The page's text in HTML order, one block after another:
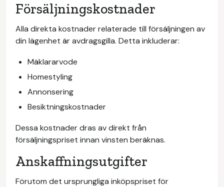
Försäljningskostnader
Alla direkta kostnader relaterade till försäljningen av
din lägenhet är avdragsgilla. Detta inkluderar:
Mäklararvode
Homestyling
Annonsering
Besiktningskostnader
Dessa kostnader dras av direkt från
försäljningspriset innan vinsten beräknas.
Anskaffningsutgifter
Förutom det ursprungliga inköpspriset för